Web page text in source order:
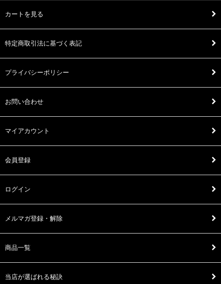
カートを見る
特定商取引法に基づく表記
プライバシーポリシー
お問い合わせ
マイアカウント
会員登録
ログイン
メルマガ登録・解除
商品一覧
当店が選ばれる秘訣